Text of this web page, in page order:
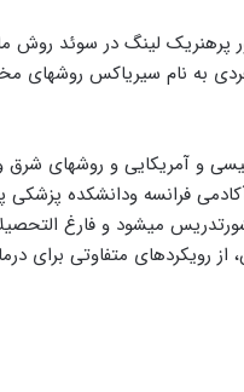
پرهنریک لینگ در سوئد روش
به نام سیریاکس روشهای
و آمریکایی و روشهای
میشود و فارغ
رویکردهای متفاوتی برای